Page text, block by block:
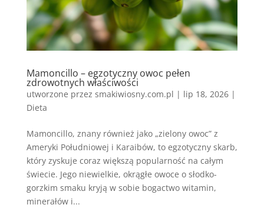
Mamoncillo – egzotyczny owoc pełen
zdrowotnych właściwości
utworzone przez smakiwiosny.com.pl | lip 18, 2026|
Dieta
Mamoncillo, znany również jako „zielony owoc” z
Ameryki Południowej i Karaibów, to egzotyczny skarb,
który zyskuje coraz większą popularność na całym
świecie. Jego niewielkie, okrągłe owoce o słodko-
gorzkim smaku kryją w sobie bogactwo witamin,
minerałów i...